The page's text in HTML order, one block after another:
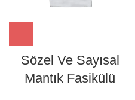
Sözel Ve Sayısal
Mantık Fasikülü